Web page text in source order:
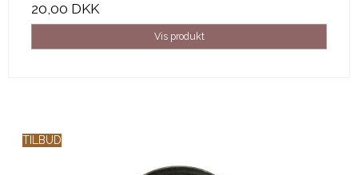
20,00 DKK
Vis produkt
TILBUD